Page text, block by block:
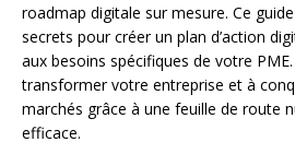
roadmap digitale sur mesure. Ce
secrets pour créer un plan d’action
aux besoins spécifiques de votre
transformer votre entreprise et à
marchés grâce à une feuille de route
efficace.